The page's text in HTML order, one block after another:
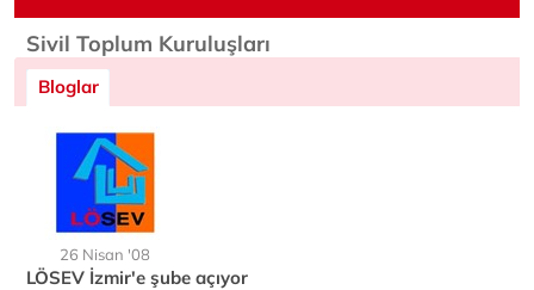
Sivil Toplum Kuruluşları
Bloglar
26 Nisan '08
LÖSEV İzmir'e şube açıyor